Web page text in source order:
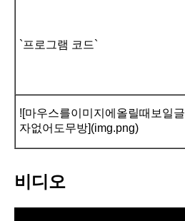
`프로그램 코드`
![마우스를이미지에올릴때보일글
자없어도무방](img.png)
비디오